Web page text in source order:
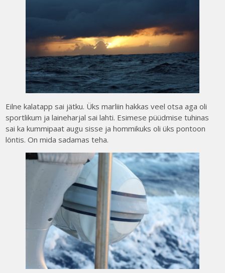
Eilne kalatapp sai jätku. Üks marliin hakkas veel otsa aga oli
sportlikum ja laineharjal sai lahti. Esimese püüdmise tuhinas
sai ka kummipaat augu sisse ja hommikuks oli üks pontoon
löntis. On mida sadamas teha.